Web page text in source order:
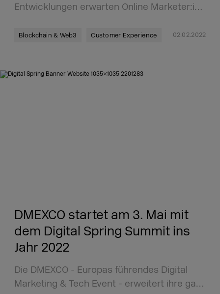
Entwicklungen erwarten Online Marketer:i…
Blockchain & Web3 Customer Experience 02.02.2022
DMEXCO startet am 3. Mai mit
dem Digital Spring Summit ins
Jahr 2022
Die DMEXCO - Europas führendes Digital
Marketing & Tech Event - erweitert ihre ga…